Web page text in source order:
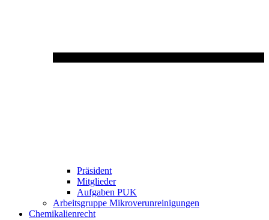
Präsident
Mitglieder
Aufgaben PUK
Arbeitsgruppe Mikroverunreinigungen
Chemikalienrecht